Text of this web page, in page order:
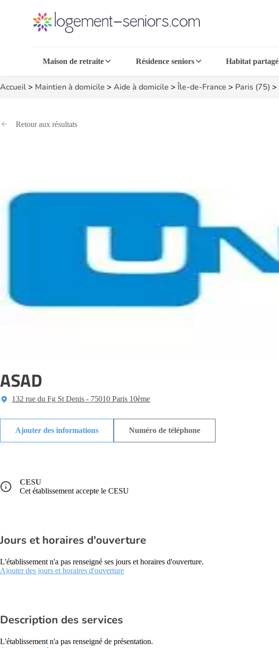
Maison de retraite Résidence seniors Habitat partagé
Accueil> Maintien à domicile > Aide à domicile > Île-de-France > Paris (75) >
Retour aux résultats
ASAD
132 rue du Fg St Denis - 75010 Paris 10ème
Ajouter des informations Numéro de téléphone
CESU
Cet établissement accepte le CESU
Jours et horaires d'ouverture
L'établissement n'a pas renseigné ses jours et horaires d'ouverture.
Ajouter des jours et horaires d'ouverture
Description des services
L'établissement n'a pas renseigné de présentation.